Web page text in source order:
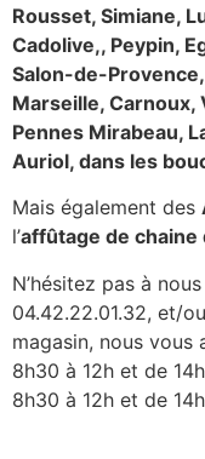
Rousset, Simiane,
Cadolive,, Peypin,
Salon-de-
Marseille, Carnoux,
Pennes Mirabeau,
Auriol, dans les
Mais également des
l’affûtage de
N’hésitez pas à
04.42.22.01.32, et/
magasin, nous vous
8h30 à 12h et de
8h30 à 12h et de